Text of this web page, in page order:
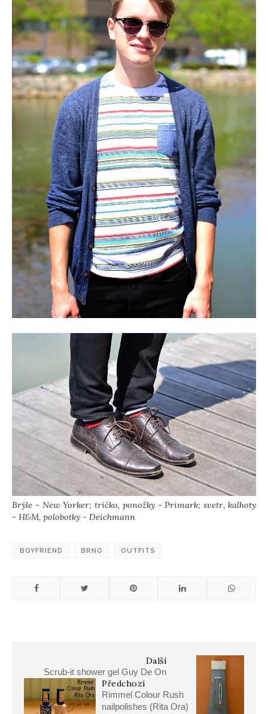
Brýle - New Yorker; tričko, ponožky - Primark; svetr, kalhoty
- H&M, polobotky - Deichmann
BOYFRIEND BRNO OUTFITS
Další
Scrub-it shower gel Guy De On
Předchozí
Rimmel Colour Rush
nailpolishes (Rita Ora)